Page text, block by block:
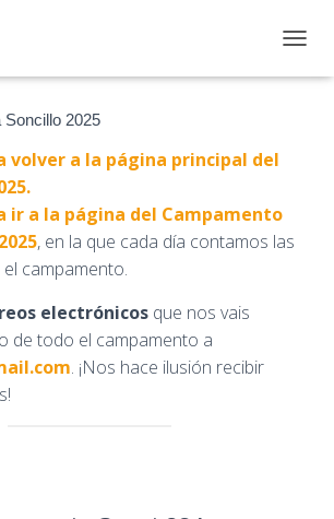
2025
volver a la página principal del
ir a la página del Campamento
, en la que cada día contamos las
campamento.
electrónicos que nos vais
de todo el campamento a
. ¡Nos hace ilusión recibir